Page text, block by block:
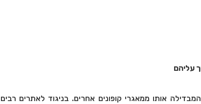
עליהם
אותו ממאגרי קופונים אחרים. בניגוד לאתרים רבים